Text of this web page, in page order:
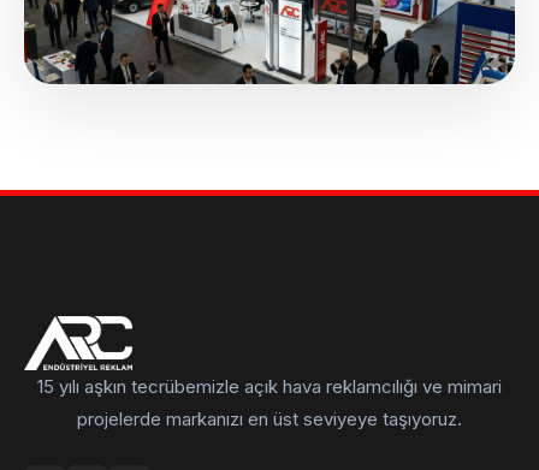
15 yılı aşkın tecrübemizle açık hava reklamcılığı ve mimari
projelerde markanızı en üst seviyeye taşıyoruz.